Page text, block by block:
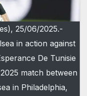
25/06/2025.-
in action against
De Tunisie
match between
in Philadelphia,